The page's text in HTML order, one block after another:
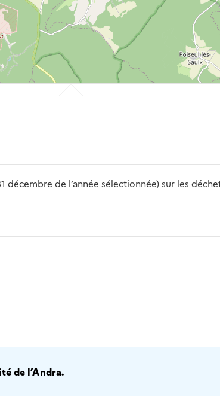
de l’année sélectionnée) sur les
de l’Andra.